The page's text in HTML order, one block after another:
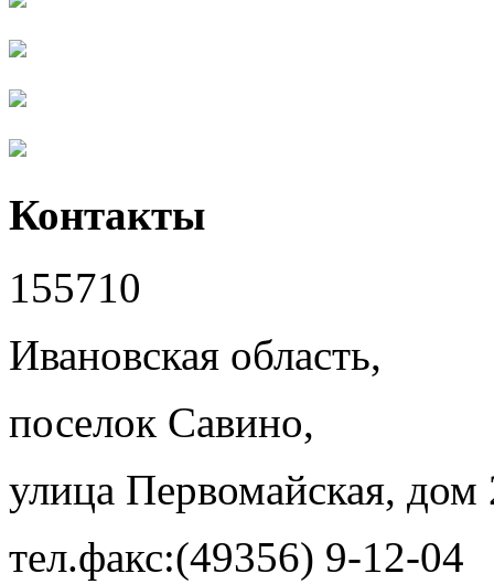
Контакты
155710
Ивановская область,
поселок Савино,
улица Первомайская, дом
тел.факс:(49356) 9-12-04